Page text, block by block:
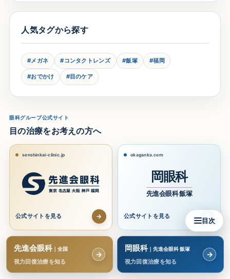
人気タグから探す
#メガネ #コンタクトレンズ #飯塚 #福岡
#おでかけ #目のケア
眼科グループ公式サイト
目の治療をお考えの方へ
senshinkai-clinic.jp
公式サイトを見る →
okaganka.com
岡眼科
先進会眼科 飯塚
公式サイトを見る →
先進会眼科｜全国
視力回復治療を知る
→
岡眼科｜先進会眼科 飯塚
視力回復治療を知る
→
目次